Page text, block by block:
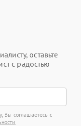
оставьте
с радостью
Вы соглашаетесь с